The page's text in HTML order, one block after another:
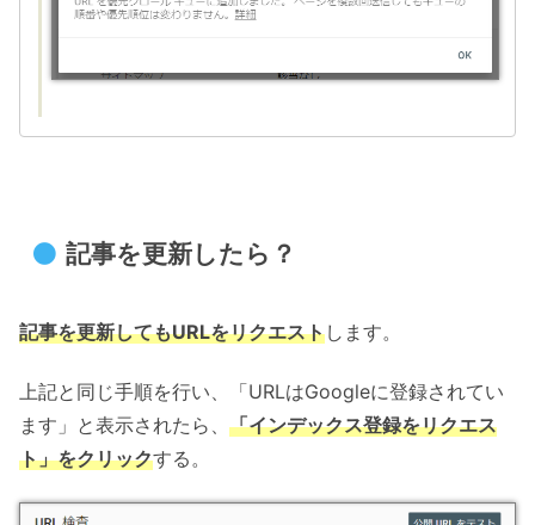
記事を更新したら？
記事を更新してもURLをリクエストします。
上記と同じ手順を行い、「URLはGoogleに登録されてい
ます」と表示されたら、 「インデックス登録をリクエス
ト」をクリックする。